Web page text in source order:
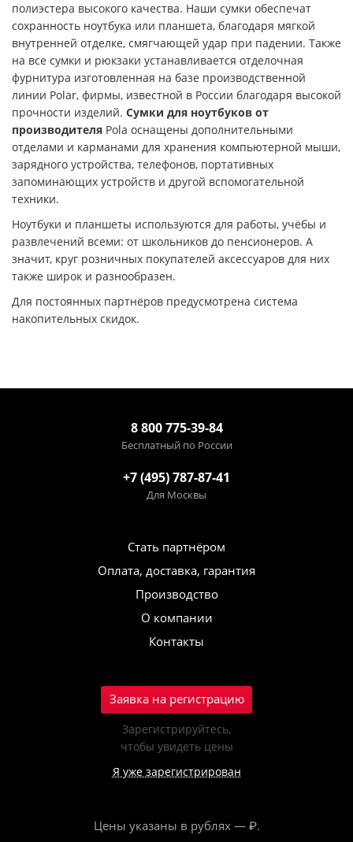
полиэстера высокого качества. Наши сумки обеспечат
сохранность ноутбука или планшета, благодаря мягкой
внутренней отделке, смягчающей удар при падении. Также
на все сумки и рюкзаки устанавливается отделочная
фурнитура изготовленная на базе производственной
линии Polar, фирмы, известной в России благодаря высокой
прочности изделий. Сумки для ноутбуков от
производителя Pola оснащены дополнительными
отделами и карманами для хранения компьютерной мыши,
зарядного устройства, телефонов, портативных
запоминающих устройств и другой вспомогательной
техники.
Ноутбуки и планшеты используются для работы, учёбы и
развлечений всеми: от школьников до пенсионеров. А
значит, круг розничных покупателей аксессуаров для них
также широк и разнообразен.
Для постоянных партнёров предусмотрена система
накопительных скидок.
8 800 775-39-84
Бесплатный по России
+7 (495) 787-87-41
Для Москвы
Стать партнёром
Оплата, доставка, гарантия
Производство
О компании
Контакты
Заявка на регистрацию
Зарегистрируйтесь,
чтобы увидеть цены
Я уже зарегистрирован
Цены указаны в рублях — ₽.